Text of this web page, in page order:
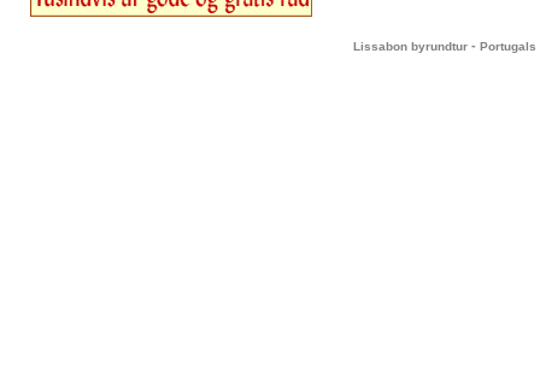
Lissabon byrundtur - Portugals